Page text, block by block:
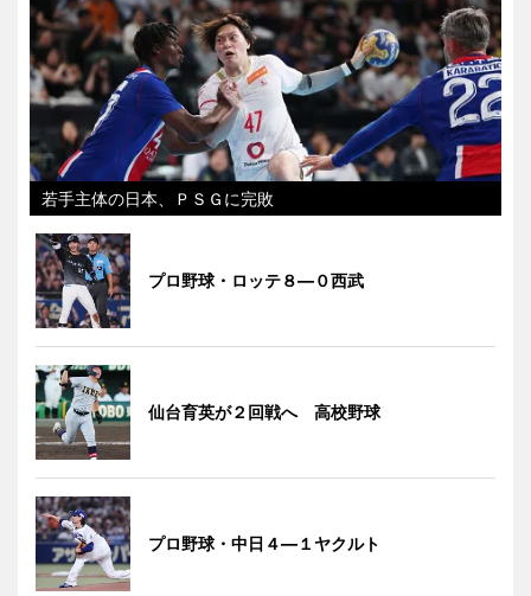
若手主体の日本、ＰＳＧに完敗
プロ野球・ロッテ８―０西武
仙台育英が２回戦へ 高校野球
プロ野球・中日４―１ヤクルト